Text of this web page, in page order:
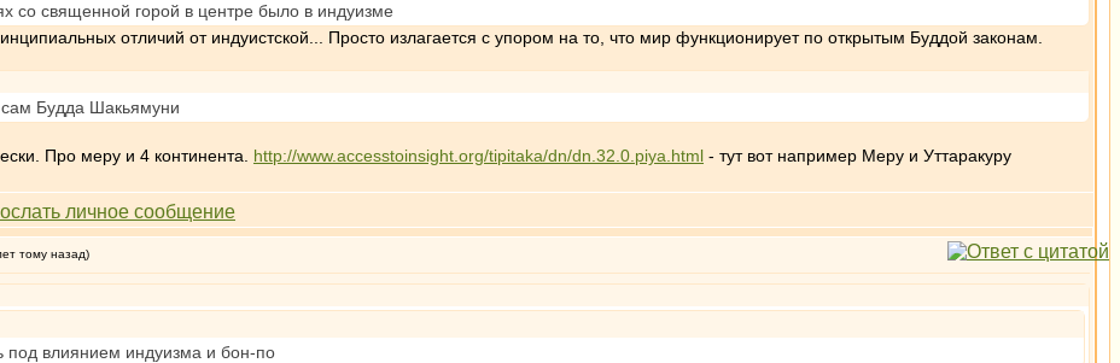
со священной горой в центре было в индуизме
отличий от индуистской... Просто излагается с упором на то, что мир функционирует по открытым Буддой законам.
Будда Шакьямуни
Про меру и 4 континента. http://www.accesstoinsight.org/tipitaka/dn/dn.32.0.piya.html - тут вот например Меру и Уттаракуру
тому назад)
под влиянием индуизма и бон-по